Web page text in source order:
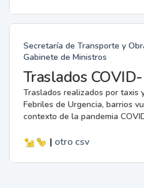
Secretaría de Transporte y
Gabinete de Ministros
Traslados
Traslados realizados por taxis
Febriles de Urgencia, barrios
contexto de la pandemia
| otro csv